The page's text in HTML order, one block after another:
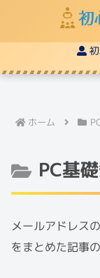
ホーム
PC基
メールアドレス
をまとめた記事